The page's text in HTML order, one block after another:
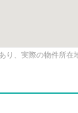
、実際の物件所在